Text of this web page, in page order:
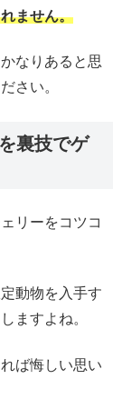
ません。
なりあると思
さい。
裏技でゲ
リーをコツコ
動物を入手す
ますよね。
ば悔しい思い